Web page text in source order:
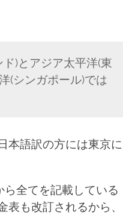
)とアジア太平洋(東
(シンガポール)では
本語訳の方には東京に
全てを記載している
も改訂されるから、